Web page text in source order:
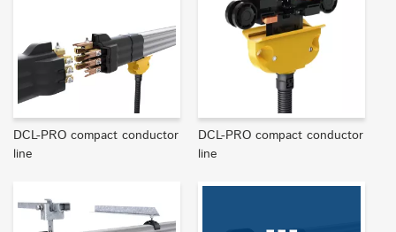
DCL-PRO compact conductor
line
DCL-PRO compact conductor
line